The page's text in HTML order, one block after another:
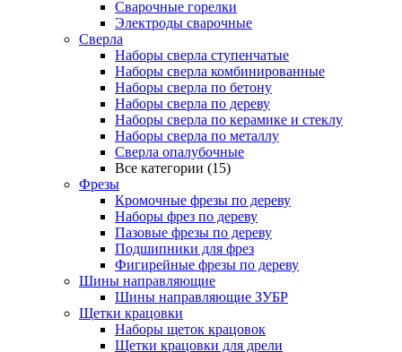
Сварочные горелки
Электроды сварочные
Сверла
Наборы cверла ступенчатые
Наборы сверла комбинированные
Наборы сверла по бетону
Наборы сверла по дереву
Наборы сверла по керамике и стеклу
Наборы сверла по металлу
Сверла опалубочные
Все категории (15)
Фрезы
Кромочные фрезы по дереву
Наборы фрез по дереву
Пазовые фрезы по дереву
Подшипники для фрез
Фигирейные фрезы по дереву
Шины направляющие
Шины направляющие ЗУБР
Щетки крацовки
Наборы щеток крацовок
Щетки крацовки для дрели